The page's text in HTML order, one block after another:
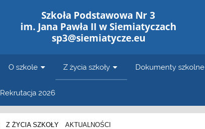
Szkoła Podstawowa Nr 3
im. Jana Pawła II w Siemiatyczach
sp3@siemiatycze.eu
O szkole Z życia szkoły Dokumenty szkolne
Rekrutacja 2026
Z ŻYCIA SZKOŁY AKTUALNOŚCI